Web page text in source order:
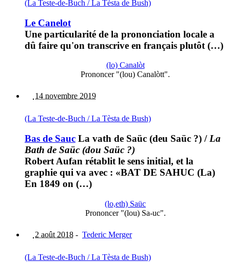
(La Teste-de-Buch / La Tèsta de Bush)
Le Canelot
Une particularité de la prononciation locale a
dû faire qu'on transcrive en français plutôt (…)
(lo) Canalòt
Prononcer "(lou) Canalòtt".
14 novembre 2019
(La Teste-de-Buch / La Tèsta de Bush)
Bas de Sauc La vath de Saüc (deu Saüc ?) / La
Bath de Saüc (dou Saüc ?)
Robert Aufan rétablit le sens initial, et la
graphie qui va avec : «BAT DE SAHUC (La)
En 1849 on (…)
(lo,eth) Saüc
Prononcer "(lou) Sa-uc".
2 août 2018 - Tederic Merger
(La Teste-de-Buch / La Tèsta de Bush)